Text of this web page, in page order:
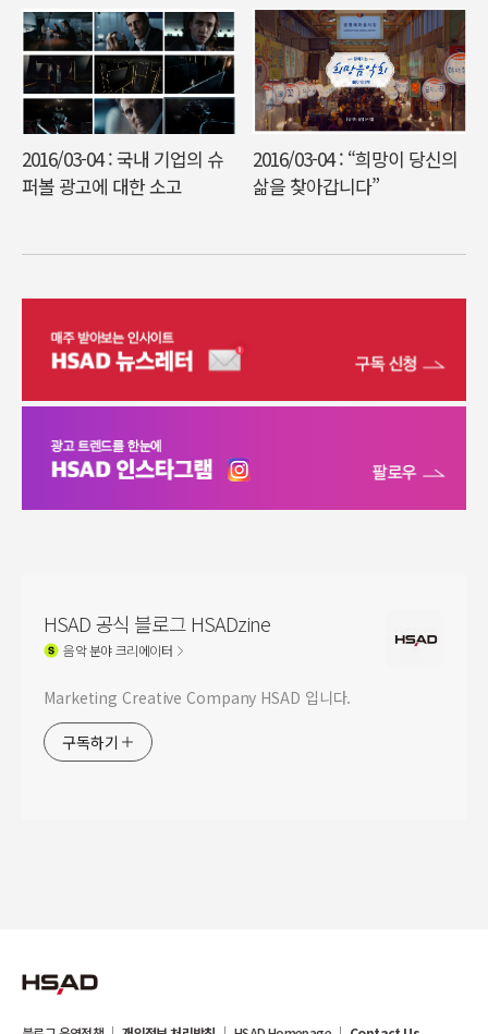
2016/03-04 : 국내 기업의 슈
퍼볼 광고에 대한 소고
2016/03-04 : “희망이 당신의
삶을 찾아갑니다”
HSAD 공식 블로그 HSADzine
음악분야 크리에이터
Marketing Creative Company HSAD 입니다.
구독하기